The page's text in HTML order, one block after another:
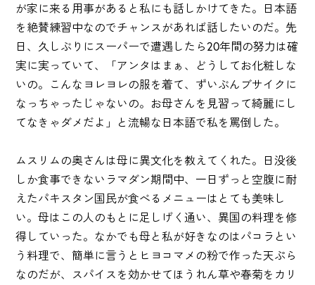
が家に来る用事があると私にも話しかけてきた。日本語
を絶賛練習中なのでチャンスがあれば話したいのだ。先
日、久しぶりにスーパーで遭遇したら20年間の努力は確
実に実っていて、「アンタはまぁ、どうしてお化粧しな
いの。こんなヨレヨレの服を着て、ずいぶんブサイクに
なっちゃったじゃないの。お母さんを見習って綺麗にし
てなきゃダメだよ」と流暢な日本語で私を罵倒した。
ムスリムの奥さんは母に異文化を教えてくれた。日没後
しか食事できないラマダン期間中、一日ずっと空腹に耐
えたパキスタン国民が食べるメニューはとても美味し
い。母はこの人のもとに足しげく通い、異国の料理を修
得していった。なかでも母と私が好きなのはパコラとい
う料理で、簡単に言うとヒヨコマメの粉で作った天ぷら
なのだが、スパイスを効かせてほうれん草や春菊をカリ